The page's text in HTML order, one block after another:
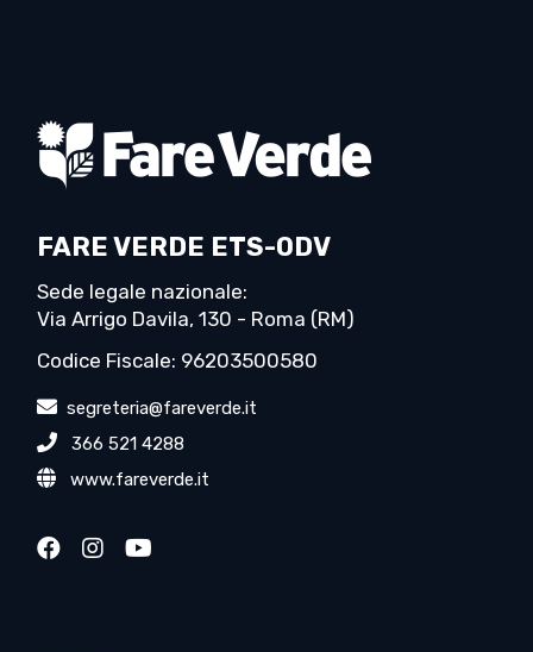
FARE VERDE ETS-ODV
Sede legale nazionale:
Via Arrigo Davila, 130 - Roma (RM)
Codice Fiscale: 96203500580
segreteria@fareverde.it
366 521 4288
www.fareverde.it